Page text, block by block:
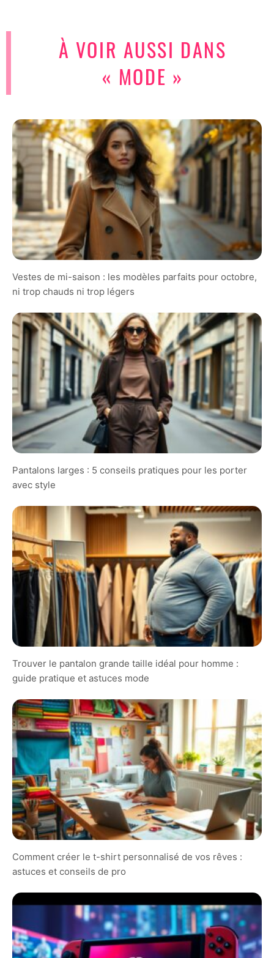
À VOIR AUSSI DANS
« MODE »
Vestes de mi-saison : les modèles parfaits pour octobre,
ni trop chauds ni trop légers
Pantalons larges : 5 conseils pratiques pour les porter
avec style
Trouver le pantalon grande taille idéal pour homme :
guide pratique et astuces mode
Comment créer le t-shirt personnalisé de vos rêves :
astuces et conseils de pro